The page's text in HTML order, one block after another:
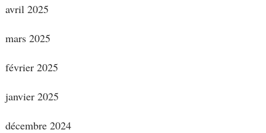
avril 2025
mars 2025
février 2025
janvier 2025
décembre 2024